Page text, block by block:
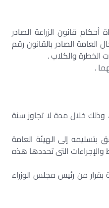
قانون الزراعة الصادر
الصادر بالقانون رقم 4 لسنة 1994 ، وقانون المحال العامة الصادر بالقانون رقم
.
وذلك خلال مدة لا تجاوز سنة
بتسليمه إلى الهيئة العامة
والإجراءات التى تحددها هذه
بقرار من رئيس مجلس الوزراء